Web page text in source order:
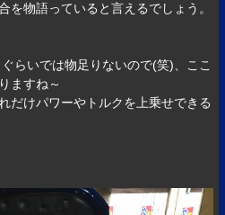
を物語っていると言えるでしょう。
らいでは物足りないので(笑)、ここ
ますね～
だけパワーやトルクを上乗せできる